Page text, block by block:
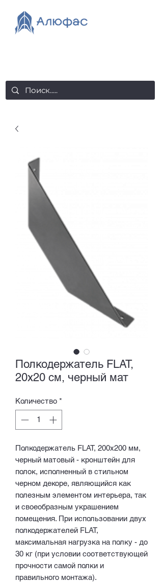
Полкодержатель FLAT,
20x20 см, черный мат
Количество *
Полкодержатель FLAT, 200x200 мм,
черный матовый - кронштейн для
полок, исполненный в стильном
черном декоре, являющийся как
полезным элементом интерьера, так
и своеобразным украшением
помещения. При использовании двух
полкодержателей FLAT,
максимальная нагрузка на полку - до
30 кг (при условии соответствующей
прочности самой полки и
правильного монтажа).